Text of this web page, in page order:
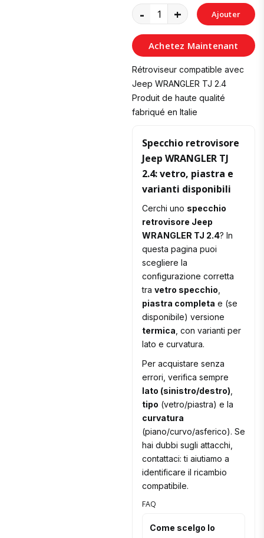
- + Ajouter
au
Panier
Achetez Maintenant
Rétroviseur compatible avec
Jeep WRANGLER TJ 2.4
Produit de haute qualité
fabriqué en Italie
Specchio retrovisore
Jeep WRANGLER TJ
2.4: vetro, piastra e
varianti disponibili
Cerchi uno specchio
retrovisore Jeep
WRANGLER TJ 2.4? In
questa pagina puoi
scegliere la
configurazione corretta
tra vetro specchio
piastra completa e (se
disponibile) versione
termica , con varianti per
lato e curvatura.
Per acquistare senza
errori, verifica sempre
lato (sinistro/destro)
tipo (vetro/piastra) e la
curvatura
(piano/curvo/asferico). Se
hai dubbi sugli attacchi,
contattaci: ti aiutiamo a
identificare il ricambio
compatibile.
FAQ
Come scelgo lo